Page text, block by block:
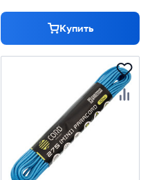
Купить